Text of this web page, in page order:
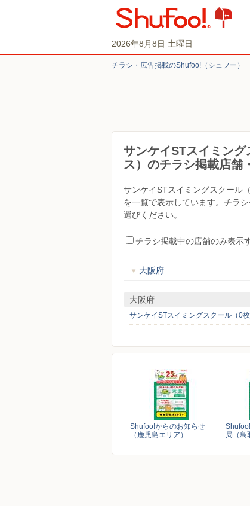
2026年8月8日 土曜日
チラシ・​広告掲載の​Shufoo!​（シュフー）
サンケイSTスイミン
ス）のチラシ掲載店舗
サンケイSTスイミングスクール
を一覧で表示しています。チラ
選びください。
チラシ掲載中の店舗のみ表示
大阪府
大阪府
サンケイSTスイミングスクール（0枚
Shufoo!からのお知らせ
（鹿児島エリア）
局（鳥